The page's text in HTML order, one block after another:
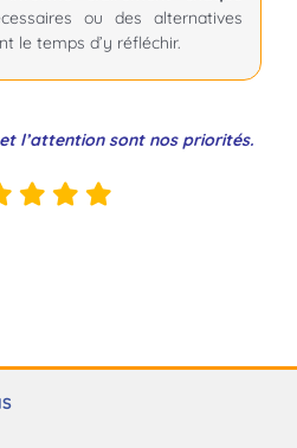
ou des alternatives
le temps d’y réfléchir.
l’attention sont nos priorités.